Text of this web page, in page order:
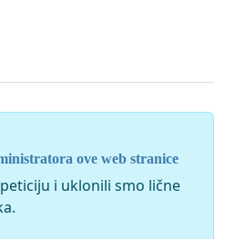
ove web stranice
i uklonili smo lične